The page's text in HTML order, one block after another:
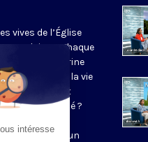
vives de l’Église
Belgique. Chaque
reçu par Honorine
perspective la vie
Comment
annoncé ?
nourrissent un